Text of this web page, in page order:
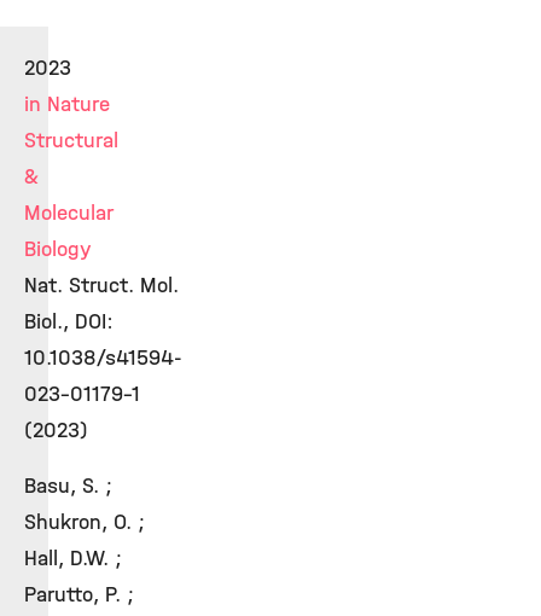
2023
in Nature
Structural
&
Molecular
Biology
Nat. Struct. Mol.
Biol., DOI:
10.1038/s41594-
023-01179-1
(2023)
Basu, S. ;
Shukron, O. ;
Hall, D.W. ;
Parutto, P. ;